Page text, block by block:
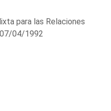
para las Relaciones
04/1992